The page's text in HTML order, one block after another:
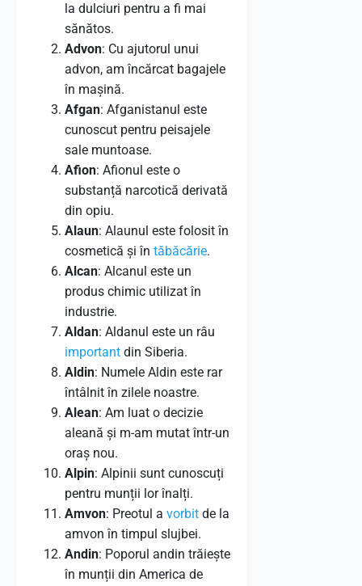
la dulciuri pentru a fi mai
sănătos.
Advon: Cu ajutorul unui
advon, am încărcat bagajele
în mașină.
Afgan: Afganistanul este
cunoscut pentru peisajele
sale muntoase.
Afion: Afionul este o
substanță narcotică derivată
din opiu.
Alaun: Alaunul este folosit în
cosmetică și în tăbăcărie.
Alcan: Alcanul este un
produs chimic utilizat în
industrie.
Aldan: Aldanul este un râu
important din Siberia.
Aldin: Numele Aldin este rar
întâlnit în zilele noastre.
Alean: Am luat o decizie
aleană și m-am mutat într-un
oraș nou.
Alpin: Alpinii sunt cunoscuți
pentru munții lor înalți.
Amvon: Preotul a vorbit de la
amvon în timpul slujbei.
Andin: Poporul andin trăiește
în munții din America de